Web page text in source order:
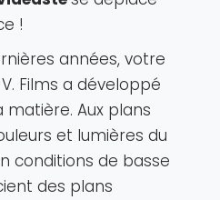
!
années, votre
Films a développé
Aux plans
et lumières du
conditions de basse
des plans